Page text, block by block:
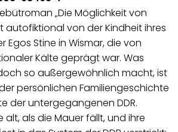
„Die Möglichkeit von
autofiktional von der Kindheit ihres
Egos Stine in Wismar, die von
Kälte geprägt war. Was
so außergewöhnlich macht, ist
persönlichen Familiengeschichte
der untergegangenen DDR.
alt, als die Mauer fällt, und ihre